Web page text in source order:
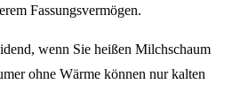
Fassungsvermögen.
wenn Sie heißen Milchschaum
ohne Wärme können nur kalten